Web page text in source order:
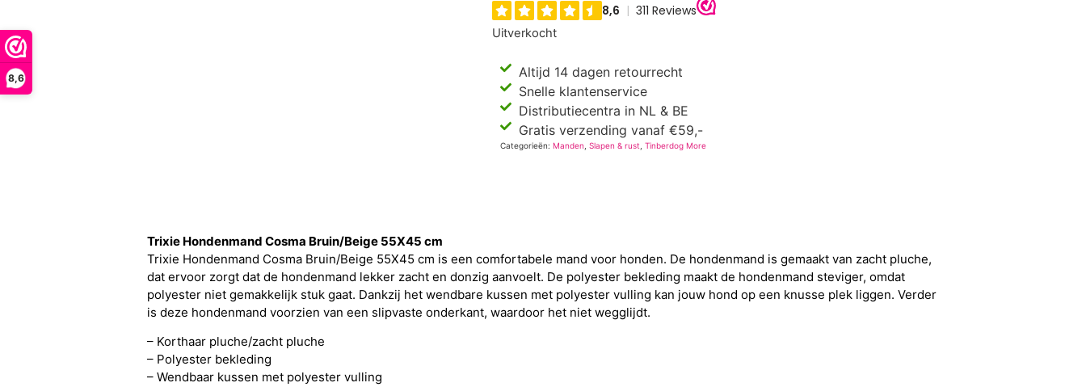
8,6
Uitverkocht
Altijd 14 dagen retourrecht
Snelle klantenservice
Distributiecentra in NL & BE
Gratis verzending vanaf €59,-
Categorieën:Manden ,Slapen & rust ,Tinberdog More
Trixie Hondenmand Cosma Bruin/Beige 55X45 cm
Trixie Hondenmand Cosma Bruin/Beige 55X45 cm is een comfortabele mand voor honden. De hondenmand is gemaakt van zacht pluche,
dat ervoor zorgt dat de hondenmand lekker zacht en donzig aanvoelt. De polyester bekleding maakt de hondenmand steviger, omdat
polyester niet gemakkelijk stuk gaat. Dankzij het wendbare kussen met polyester vulling kan jouw hond op een knusse plek liggen. Verder
is deze hondenmand voorzien van een slipvaste onderkant, waardoor het niet wegglijdt.
– Korthaar pluche/zacht pluche
– Polyester bekleding
– Wendbaar kussen met polyester vulling